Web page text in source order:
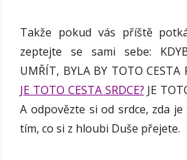
Takže pokud vás příště
zeptejte se sami sebe:
UMŘÍT, BYLA BY TOTO CESTA
JE TOTO CESTA SRDCE? JE
A odpovězte si od srdce, zda
tím, co si z hloubi Duše přejete.